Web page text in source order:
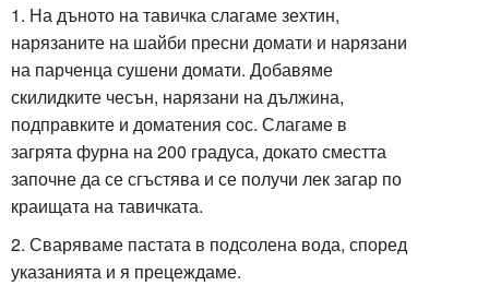
1. На дъното на тавичка слагаме зехтин,
нарязаните на шайби пресни домати и нарязани
на парченца сушени домати. Добавяме
скилидките чесън, нарязани на дължина,
подправките и доматения сос. Слагаме в
загрята фурна на 200 градуса, докато сместта
започне да се сгъстява и се получи лек загар по
краищата на тавичката.
2. Сваряваме пастата в подсолена вода, според
указанията и я прецеждаме.